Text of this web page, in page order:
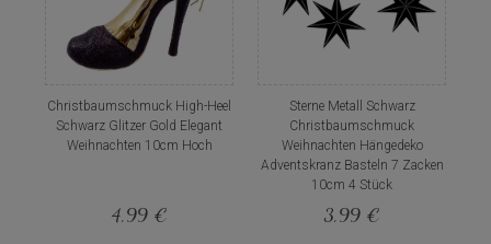
Christbaumschmuck High-Heel
Schwarz Glitzer Gold Elegant
Weihnachten 10cm Hoch
4,99 €
Sterne Metall Schwarz
Christbaumschmuck
Weihnachten Hängedeko
Adventskranz Basteln 7 Zacken
10cm 4 Stück
3,99 €